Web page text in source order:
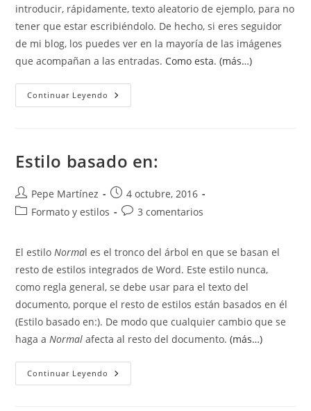
introducir, rápidamente, texto aleatorio de ejemplo, para no
tener que estar escribiéndolo. De hecho, si eres seguidor
de mi blog, los puedes ver en la mayoría de las imágenes
que acompañan a las entradas. Como esta.(más…)
Continuar Leyendo Escribir
Texto
Estilo basado en:
Autor
de
Pepe Martínez
Publicación
de
4 octubre, 2016
Categoría
entrada:
Formato y estilos
Comentarios
entrada:
3 comentarios
El estiloNormal es el tronco del árbol en que se basan el
resto de estilos integrados de Word. Este estilo nunca,
como regla general, se debe usar para el texto del
documento, porque el resto de estilos están basados en él
(Estilo basado en:). De modo que cualquier cambio que se
haga aNormal afecta al resto del documento.(más…)
Continuar Leyendo Estilo
Basado